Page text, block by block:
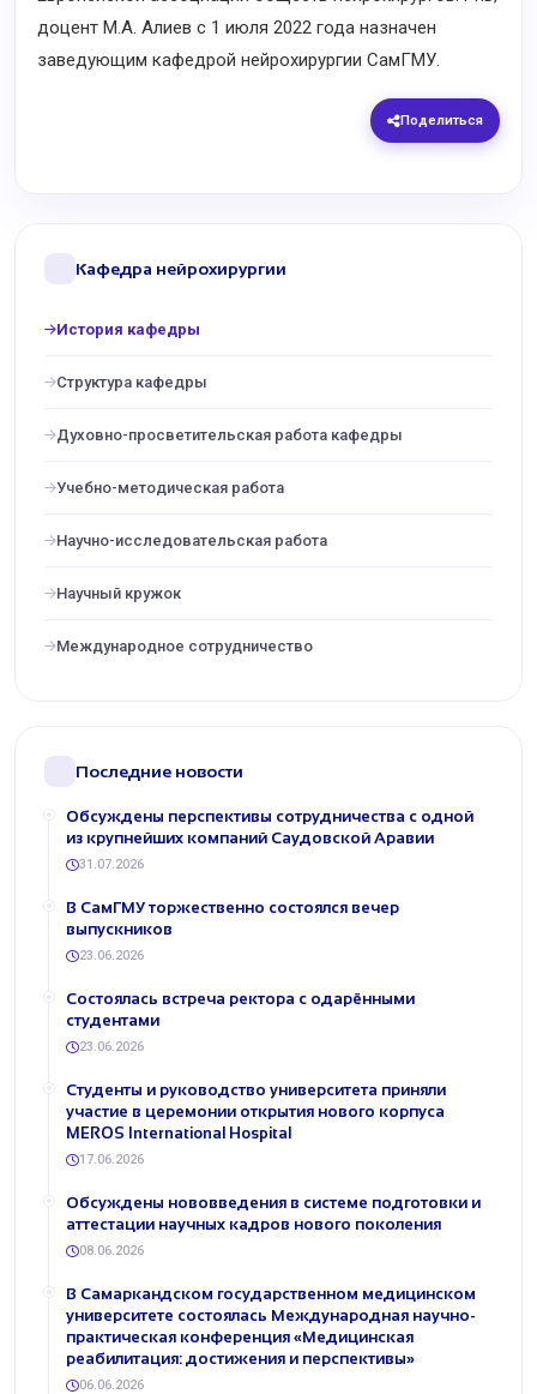
доцент М.А. Алиев с 1 июля 2022 года назначен
заведующим кафедрой нейрохирургии СамГМУ.
Поделиться
Кафедра нейрохирургии
История кафедры
Структура кафедры
Духовно-просветительская работа кафедры
Учебно-методическая работа
Научно-исследовательская работа
Научный кружок
Международное сотрудничество
Последние новости
Обсуждены перспективы сотрудничества с одной
из крупнейших компаний Саудовской Аравии
31.07.2026
В СамГМУ торжественно состоялся вечер
выпускников
23.06.2026
Состоялась встреча ректора с одарёнными
студентами
23.06.2026
Студенты и руководство университета приняли
участие в церемонии открытия нового корпуса
MEROS International Hospital
17.06.2026
Обсуждены нововведения в системе подготовки и
аттестации научных кадров нового поколения
08.06.2026
В Самаркандском государственном медицинском
университете состоялась Международная научно-
практическая конференция «Медицинская
реабилитация: достижения и перспективы»
06.06.2026